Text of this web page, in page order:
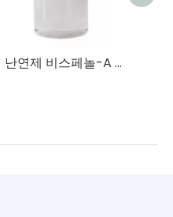
난연제 비스페놀-A 비스(디페닐 인산염) BDP